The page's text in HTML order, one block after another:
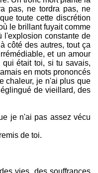
pas, ne tordra pas, ne
toute cette discrétion
le brillant fuyait comme
l'explosion constante de
côté des autres, tout ça
et un amour
qui était toi, si tu savais,
en mots prononcés
chaleur, je n'ai plus que
de vieillard, des
je n'ai pas assez vécu
de toi.